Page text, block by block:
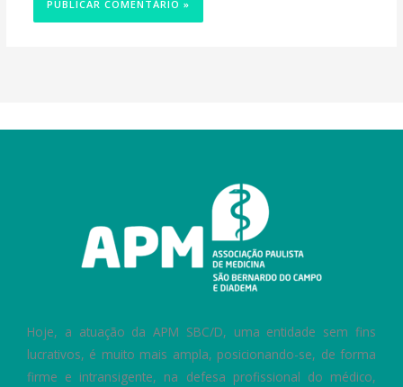
Hoje, a atuação da APM SBC/D, uma entidade sem fins
lucrativos, é muito mais ampla, posicionando-se, de forma
firme e intransigente, na defesa profissional do médico,